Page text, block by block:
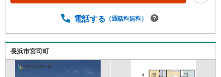
電話する （通話料無料）
長浜市宮司町